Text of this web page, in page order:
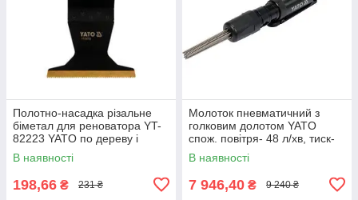
Полотно-насадка різальне
біметал для реноватора YT-
82223 YATO по дереву і
металу, l= 90 мм, w= 65 мм
В наявності
198,66 ₴ 231 ₴
Молоток пневматичний з
голковим долотом YATO
спож. повітря- 48 л/хв, тиск-
6.3 Bar, 13 голок YT-09913
В наявності
7 946,40 ₴ 9 240 ₴